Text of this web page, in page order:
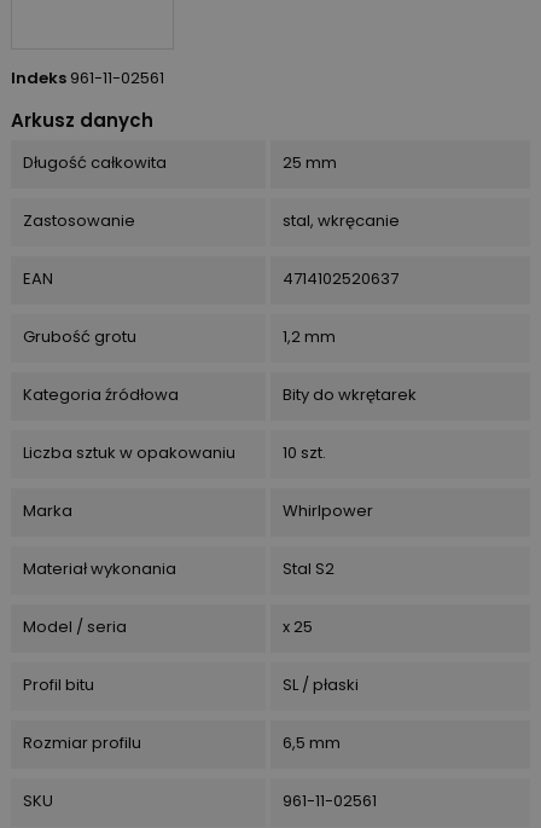
Indeks 961-11-02561
Arkusz danych
Długość całkowita 25 mm
Zastosowanie stal, wkręcanie
EAN 4714102520637
Grubość grotu 1,2 mm
Kategoria źródłowa Bity do wkrętarek
Liczba sztuk w opakowaniu 10 szt.
Marka Whirlpower
Materiał wykonania Stal S2
Model / seria x 25
Profil bitu SL / płaski
Rozmiar profilu 6,5 mm
SKU 961-11-02561